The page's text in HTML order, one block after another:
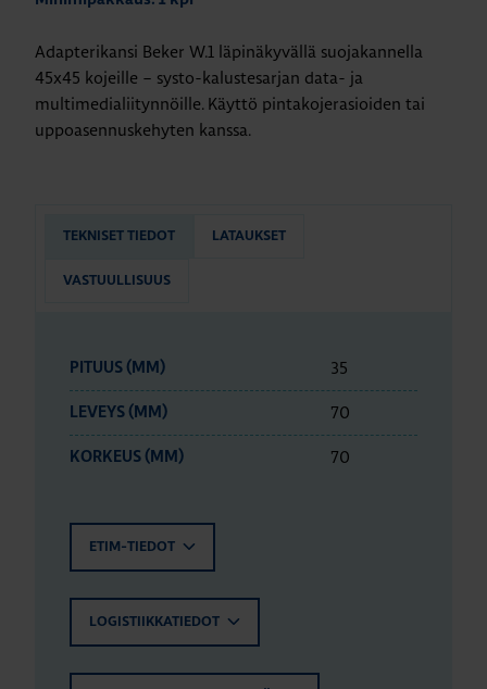
Adapterikansi Beker W.1 läpinäkyvällä suojakannella
45x45 kojeille – systo-kalustesarjan data- ja
multimedialiitynnöille. Käyttö pintakojerasioiden tai
uppoasennuskehyten kanssa.
TEKNISET TIEDOT LATAUKSET
VASTUULLISUUS
PITUUS (MM) 35
LEVEYS (MM) 70
KORKEUS (MM) 70
ETIM-TIEDOT
LOGISTIIKKATIEDOT